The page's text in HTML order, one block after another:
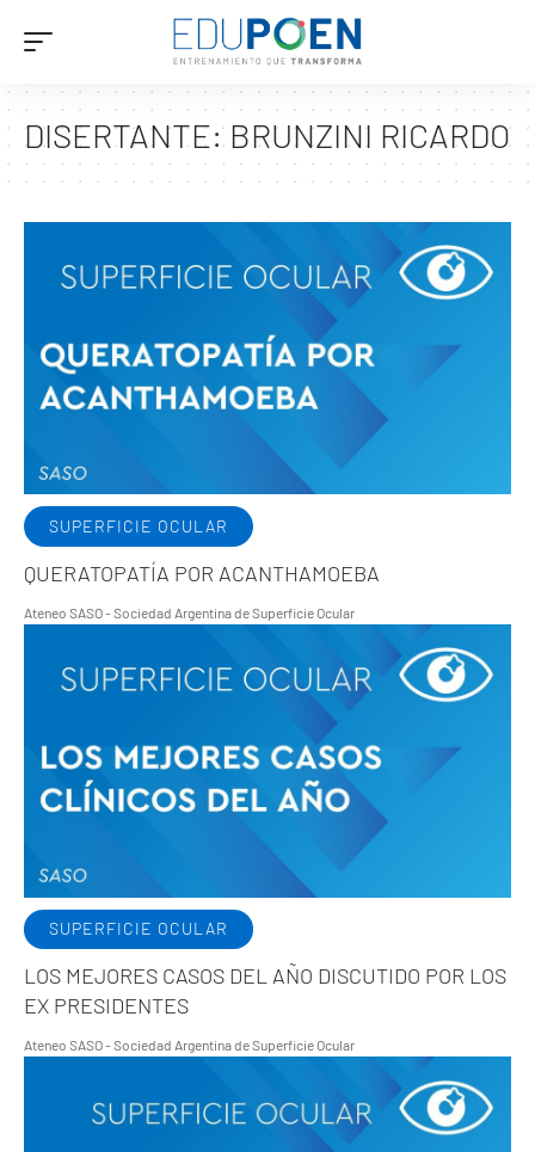
DISERTANTE:BRUNZINI RICARDO
SUPERFICIE OCULAR
QUERATOPATÍA POR ACANTHAMOEBA
Ateneo SASO - Sociedad Argentina de Superficie Ocular
SUPERFICIE OCULAR
LOS MEJORES CASOS DEL AÑO DISCUTIDO POR LOS
EX PRESIDENTES
Ateneo SASO - Sociedad Argentina de Superficie Ocular